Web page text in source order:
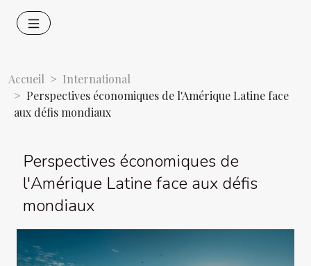
Accueil
International
Perspectives économiques de l'Amérique Latine face
aux défis mondiaux
Perspectives économiques de
l'Amérique Latine face aux défis
mondiaux